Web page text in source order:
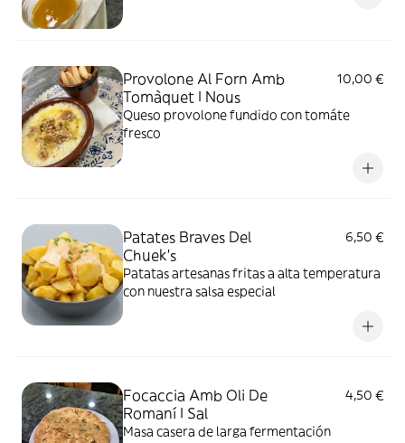
Provolone Al Forn Amb
Tomàquet I Nous
10,00 €
Queso provolone fundido con tomáte
fresco
Patates Braves Del
Chuek's
6,50 €
Patatas artesanas fritas a alta temperatura
con nuestra salsa especial
Focaccia Amb Oli De
Romaní I Sal
4,50 €
Masa casera de larga fermentación